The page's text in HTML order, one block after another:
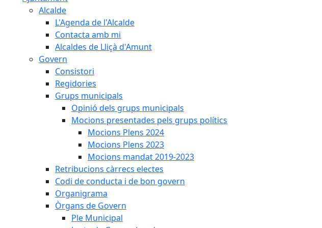
Alcalde
L'Agenda de l'Alcalde
Contacta amb mi
Alcaldes de Lliçà d'Amunt
Govern
Consistori
Regidories
Grups municipals
Opinió dels grups municipals
Mocions presentades pels grups polítics
Mocions Plens 2024
Mocions Plens 2023
Mocions mandat 2019-2023
Retribucions càrrecs electes
Codi de conducta i de bon govern
Organigrama
Òrgans de Govern
Ple Municipal